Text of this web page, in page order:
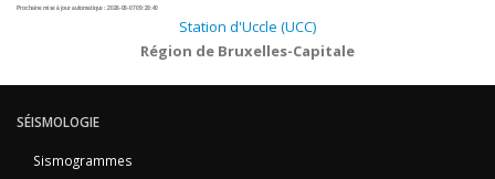
Prochaine mise à jour automatique :2026-08-07 09:29:40
Station d'Uccle (UCC)
Région de Bruxelles-Capitale
SÉISMOLOGIE
Sismogrammes